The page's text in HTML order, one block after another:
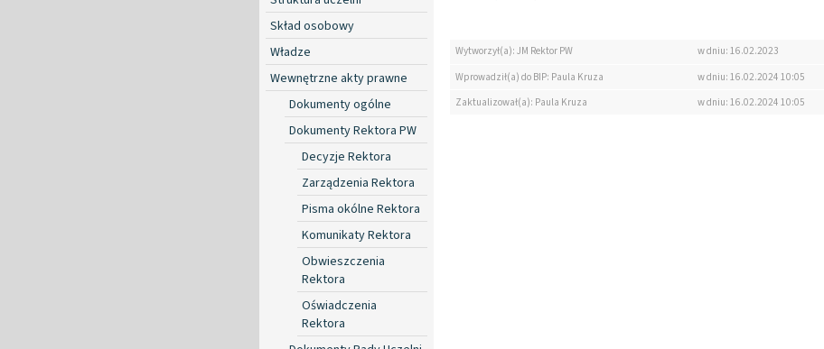
Skład osobowy
Władze
Wewnętrzne akty prawne
Dokumenty ogólne
Dokumenty Rektora PW
Decyzje Rektora
Zarządzenia Rektora
Pisma okólne Rektora
Komunikaty Rektora
Obwieszczenia
Rektora
Oświadczenia
Rektora
Wytworzył(a): JM Rektor PW
w dniu: 16.02.2023
Wprowadził(a) do BIP: Paula Kruza
w dniu: 16.02.2024 10:05
Zaktualizował(a): Paula Kruza
w dniu: 16.02.2024 10:05